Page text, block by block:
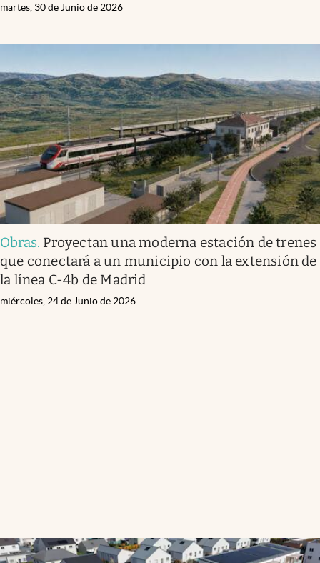
martes, 30 de Junio de 2026
Obras. Proyectan una moderna estación de trenes
que conectará a un municipio con la extensión de
la línea C-4b de Madrid
miércoles, 24 de Junio de 2026